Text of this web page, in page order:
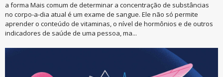
a forma Mais comum de determinar a concentração de substâncias
no corpo-a-dia atual é um exame de sangue. Ele não só permite
aprender o conteúdo de vitaminas, o nível de hormônios e de outros
indicadores de saúde de uma pessoa, ma...